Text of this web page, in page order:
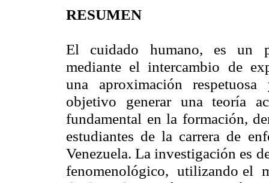
RESUMEN
El cuidado humano, es un
mediante el intercambio de
una aproximación
objetivo generar una teoría
fundamental en la formación,
estudiantes de la carrera de
Venezuela. La investigación es
fenomenológico, utilizando el